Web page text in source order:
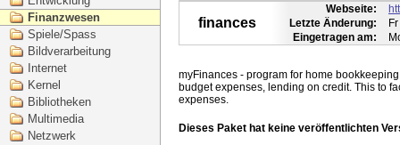
Finanzwesen
Spiele/Spass
Bildverarbeitung
Internet
Kernel
Bibliotheken
Multimedia
Netzwerk
finances
Webseite:
Letzte Änderung:
Eingetragen am:
myFinances - program for home
budget expenses, lending on credit. This to
Dieses Paket hat keine veröffentlichten